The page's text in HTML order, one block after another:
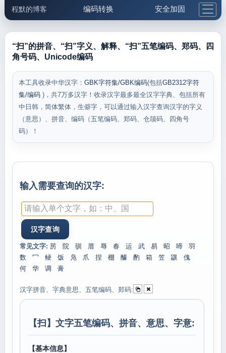
程默的博客 编码转换 安全加固
邮件工具 生活便民 更多工具
“扫”的拼音、“扫”字义、解释、“扫”五笔编码、郑码、四
角号码、Unicode编码
本工具收录中华汉字： GBK字符集/GBK编码(包括GB2312字符
集/编码 )，共7万多汉字！收录汉字最多最全汉字字典、包括所有
中日韩，简体繁体，生僻字，可以通过输入汉字查询汉字的字义
（意思）、拼音、编码（五笔编码、郑码、仓颉码、四角号
码）！
输入需要查询的汉字:
常见文字: 苈 院 驯 厝 辱 春 运 武 易 昭 啼
羽
数
冖 鲠 饭 凫 爪 捏 棚 醵 酌 箱 笠 鼷
傀
何
华 调 膏
汉字拼音、字典意思、五笔编码、郑码:
【扫 】文字五笔编码、拼音、意思、字意:
【基本信息】